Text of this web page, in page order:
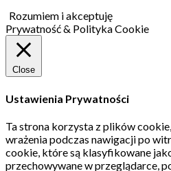
Rozumiem i akceptuję
Prywatność & Polityka Cookie
Close
Ustawienia Prywatności
Ta strona korzysta z plików
wrażenia podczas nawigacji po
cookie, które są klasyfikowane
przechowywane w przeglądarce,